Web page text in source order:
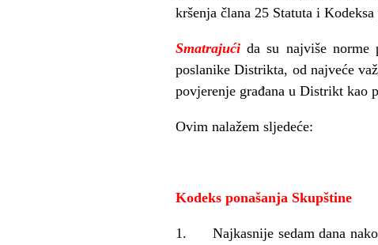
kršenja člana 25 Statuta i Kodeksa
Smatrajućida su najviše norme
poslanike Distrikta, od najveće
povjerenje građana u Distrikt kao
Ovim nalažem sljedeće:
Kodeks ponašanja Skupštine
1. Najkasnije sedam dana